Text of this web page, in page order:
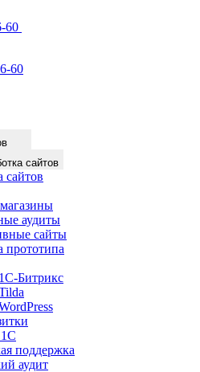
60
60
сайтов
сайтов
аудиты
сайты
прототипа
Битрикс
поддержка
аудит